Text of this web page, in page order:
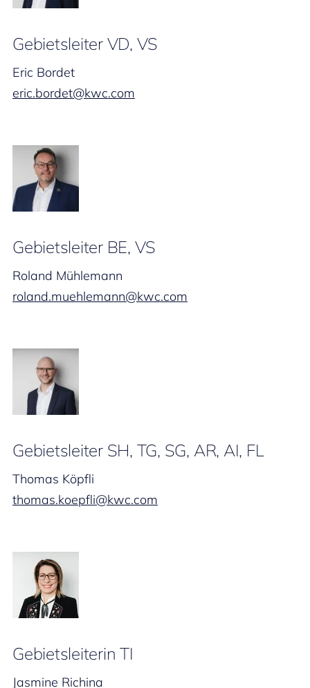
Gebietsleiter VD, VS
Eric Bordet
eric.bordet@kwc.com
Gebietsleiter BE, VS
Roland Mühlemann
roland.muehlemann@kwc.com
Gebietsleiter SH, TG, SG, AR, AI, FL
Thomas Köpfli
thomas.koepfli@kwc.com
Gebietsleiterin TI
Jasmine Richina